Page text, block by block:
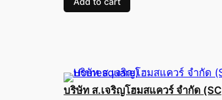
บริษัท ส.เจริญโฮมสแควร์ จำกัด (SC